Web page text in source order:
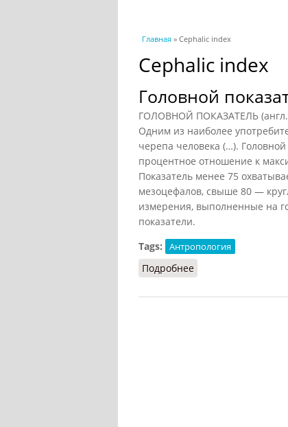
Вы здесь
Главная » Cephalic index
Cephalic index
Головной
ГОЛОВНОЙ ПОКАЗАТЕЛЬ (англ.
Одним из наиболее
черепа человека (…).
процентное отношение к
Показатель менее 75
мезоцефалов, свыше 80 —
измерения, выполненные на
показатели.
Tags:
Антропология
Подробнее